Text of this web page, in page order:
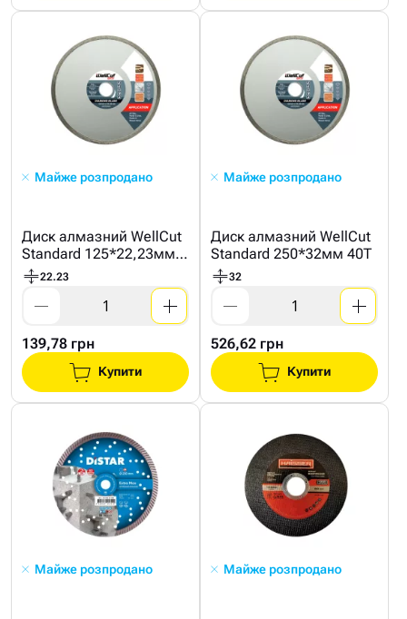
Майже розпродано
Диск алмазний WellCut
Standard 125*22,23мм
48Т22.23
139,78 грн
Купити
Майже розпродано
Диск алмазний WellCut
Standard 250*32мм 40Т
32
526,62 грн
Купити
Майже розпродано Майже розпродано